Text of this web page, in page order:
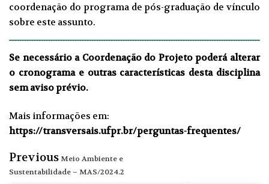
coordenação do programa de pós-graduação de vínculo
sobre este assunto.
Se necessário a Coordenação do Projeto poderá alterar
o cronograma e outras características desta disciplina
sem aviso prévio.
Mais informações em:
https://transversais.ufpr.br/perguntas-frequentes/
PreviousMeio Ambiente e
Sustentabilidade – MAS/2024.2